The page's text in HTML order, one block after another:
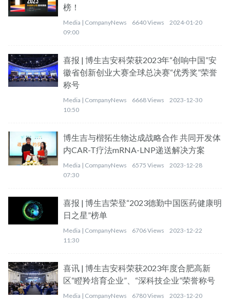
榜！
Media | CompanyNews 6640 Views
2024-01-20
09:00
喜报 | 博生吉安科荣获2023年“创响中国”安
徽省创新创业大赛全球总决赛“优秀奖”荣誉
称号
Media | CompanyNews 6668 Views
2023-12-30
10:50
博生吉与楷拓生物达成战略合作 共同开发体
内CAR-T疗法mRNA-LNP递送解决方案
Media | CompanyNews 6575 Views
2023-12-28
07:30
喜报 | 博生吉荣登“2023德勤中国医药健康明
日之星”榜单
Media | CompanyNews 6706 Views
2023-12-22
11:30
喜讯 | 博生吉安科荣获2023年度合肥高新
区“瞪羚培育企业”、“深科技企业”荣誉称号
Media | CompanyNews 6780 Views
2023-12-20